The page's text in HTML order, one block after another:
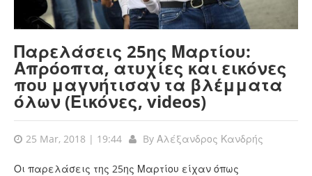
Παρελάσεις 25ης Μαρτίου:
Απρόοπτα, ατυχίες και εικόνες
που μαγνήτισαν τα βλέμματα
όλων (Εικόνες, videos)
25 Mar, 2018 | 19:44 By Αλέξανδρος Κανδρής
Οι παρελάσεις της 25ης Μαρτίου είχαν όπως